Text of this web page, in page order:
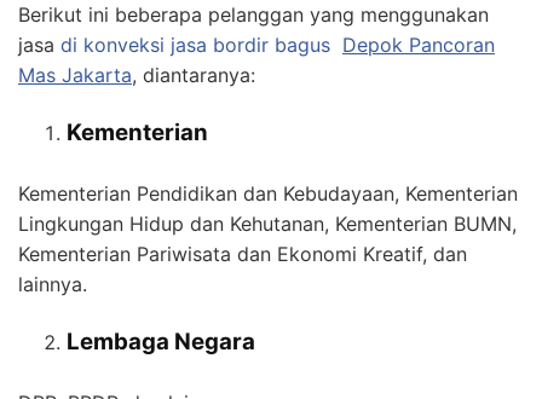
Berikut ini beberapa pelanggan yang menggunakan
jasa di konveksi jasa bordir bagus Depok Pancoran
Mas Jakarta, diantaranya:
Kementerian
Kementerian Pendidikan dan Kebudayaan, Kementerian
Lingkungan Hidup dan Kehutanan, Kementerian BUMN,
Kementerian Pariwisata dan Ekonomi Kreatif, dan
lainnya.
Lembaga Negara